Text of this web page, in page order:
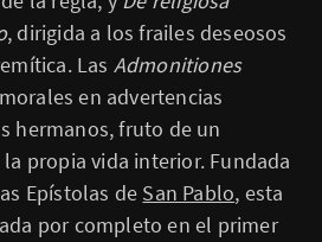
, dirigida a los frailes deseosos
Las Admonitiones
en advertencias
hermanos, fruto de un
propia vida interior. Fundada
Epístolas de San Pablo, esta
por completo en el primer